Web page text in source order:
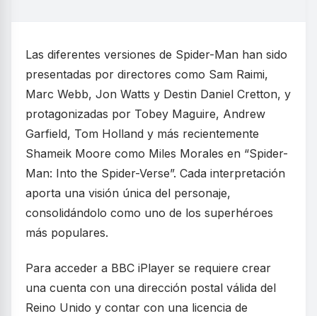
Las diferentes versiones de Spider-Man han sido
presentadas por directores como Sam Raimi,
Marc Webb, Jon Watts y Destin Daniel Cretton, y
protagonizadas por Tobey Maguire, Andrew
Garfield, Tom Holland y más recientemente
Shameik Moore como Miles Morales en “Spider-
Man: Into the Spider-Verse”. Cada interpretación
aporta una visión única del personaje,
consolidándolo como uno de los superhéroes
más populares.
Para acceder a BBC iPlayer se requiere crear
una cuenta con una dirección postal válida del
Reino Unido y contar con una licencia de